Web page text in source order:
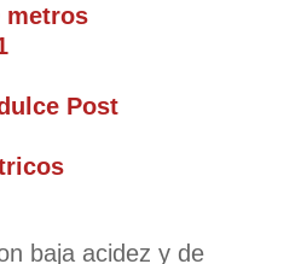
metros
Post
baja acidez y de